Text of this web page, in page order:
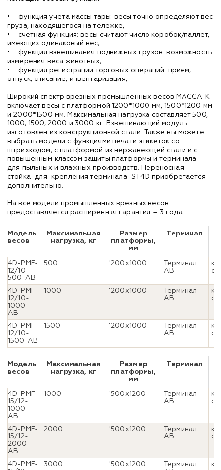
• функция учета массы тары: весы точно определяют вес
груза, находящегося на тележке,
• счетная функция: весы считают число коробок/паллет,
имеющих одинаковый вес,
• функция взвешивания подвижных грузов: возможность
измерения веса животных,
• функция регистрации торговых операций: прием,
отпуск, списание, инвентаризация,
Широкий спектр врезных промышленных весов МАССА-К
включает весы с платформой 1200*1000 мм, 1500*1200 мм
и 2000*1500 мм. Максимальная нагрузка составляет 500,
1000, 1500, 2000 и 3000 кг. Взвешивающий модуль
изготовлен из конструкционной стали. Также вы можете
выбрать модели с функциями печати этикеток со
штрихкодом, с платформой из нержавеющей стали и с
повышенным классом защиты платформы и терминала -
для пыльных и влажных производств. Переносная
стойка для крепления терминала ST4D приобретается
дополнительно.
На все модели промышленных врезных весов
предоставляется расширенная гарантия – 3 года.
Модель
весов
Максимальная
нагрузка, кг
Размер
платформы,
мм
Терминал
4D-PMF-
12/10-
500-AB
500 1200x1000
Терминал
AB
4D-PMF-
12/10-
1000-
AB
1000 1200x1000
Терминал
AB
4D-PMF-
12/10-
1500-AB
1500 1200x1000
Терминал
AB
Модель
весов
Максимальная
нагрузка, кг
Размер
платформы,
мм
Терминал
4D-PMF-
15/12-
1000-
AB
1000 1500x1200
Терминал
AB
4D-PMF-
15/12-
2000-
AB
2000 1500x1200
Терминал
AB
4D-PMF-
3000 1500x1200
Терминал